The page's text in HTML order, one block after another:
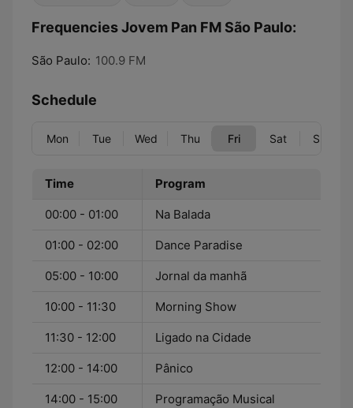
Frequencies Jovem Pan FM São Paulo:
São Paulo: 100.9 FM
Schedule
Mon Tue Wed Thu Fri Sat Sun
Time Program
00:00 - 01:00 Na Balada
01:00 - 02:00 Dance Paradise
05:00 - 10:00 Jornal da manhã
10:00 - 11:30 Morning Show
11:30 - 12:00 Ligado na Cidade
12:00 - 14:00 Pânico
14:00 - 15:00 Programação Musical